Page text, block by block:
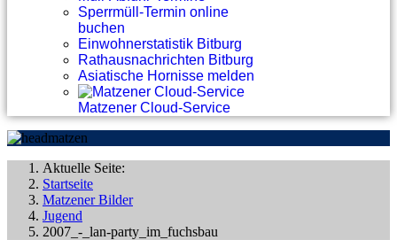
Sperrmüll-Termin online
buchen
Einwohnerstatistik Bitburg
Rathausnachrichten Bitburg
Asiatische Hornisse melden
Matzener Cloud-Service
Aktuelle Seite:
Startseite
Matzener Bilder
Jugend
2007_-_lan-party_im_fuchsbau